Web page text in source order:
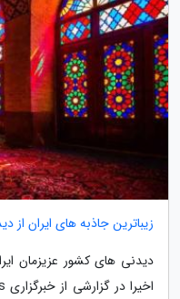
زیباترین جاذبه های ایران از
دیدنی های کشور عزیزمان